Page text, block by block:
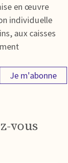
en œuvre
individuelle
aux caisses
Je m'abonne
vous